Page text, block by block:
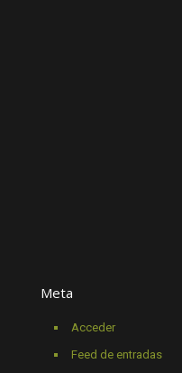
Meta
Acceder
Feed de entradas